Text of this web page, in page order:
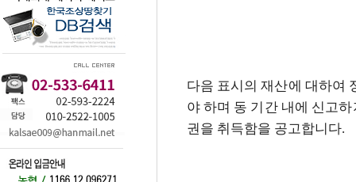
다음 표시의 재산에 대하여
야 하며 동 기간 내에 신고
권을 취득함을 공고합니다.